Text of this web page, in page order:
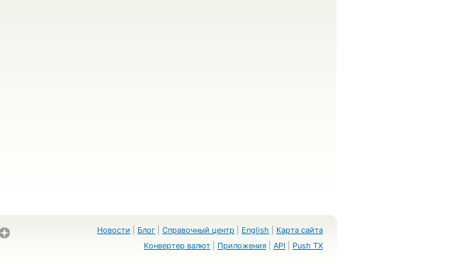
Новости Блог Справочный центр English
Карта сайта
Конвертер валют
Приложения API Push TX